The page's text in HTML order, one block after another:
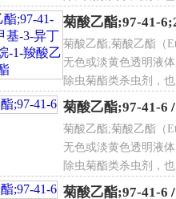
酯;菊酸乙酯;菊酸乙酯
菊酸乙酯;97-41-
菊酸乙酯;菊酸乙酯（
无色或淡黄色透明液
除虫菊酯类杀虫剂，
酯;菊酸乙酯;菊酸乙酯
菊酸乙酯;97-41-6 /
菊酸乙酯;菊酸乙酯（
无色或淡黄色透明液
除虫菊酯类杀虫剂，
酯;菊酸乙酯;菊酸乙酯
菊酸乙酯;97-41-6 /